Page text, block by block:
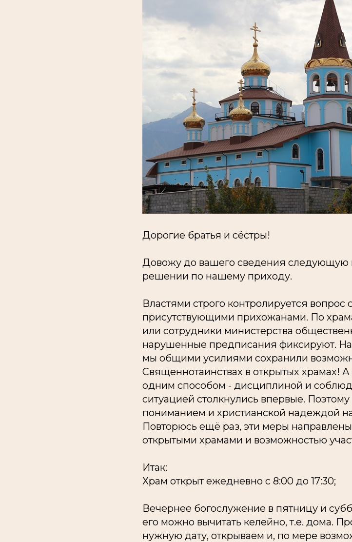
Дорогие братья и сёстры!
Довожу до вашего сведения
решении по нашему приходу.
Властями строго контролируется
присутствующими прихожанами. По
или сотрудники министерства
нарушенные предписания фиксируют.
мы общими усилиями сохранили
Священнотаинствах в открытых храмах!
одним способом - дисциплиной и
ситуацией столкнулись впервые.
пониманием и христианской надеждой
Повторюсь ещё раз, эти меры
открытыми храмами и возможностью
Итак:
Храм открыт ежедневно с 8:00 до 17:30;
Вечернее богослужение в пятницу и
его можно вычитать келейно, т.е. дома.
нужную дату, открываем и, по мере